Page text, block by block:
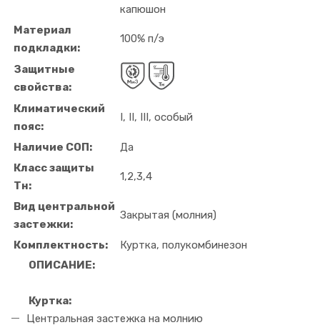
капюшон
Материал
подкладки:
100% п/э
Защитные
свойства:
Климатический
пояс:
I, II, III, особый
Наличие СОП:
Да
Класс защиты
Тн:
1,2,3,4
Вид центральной
застежки:
Закрытая (молния)
Комплектность:
Куртка, полукомбинезон
ОПИСАНИЕ:
Куртка:
Центральная застежка на молнию